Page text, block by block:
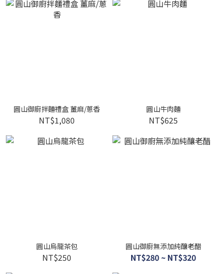
圓山御廚拌麵禮盒 薑麻/蔥香
NT$1,080
圓山牛肉麵
NT$625
圓山烏龍茶包
NT$250
圓山御廚無添加純釀老醋
NT$280 ~ NT$320